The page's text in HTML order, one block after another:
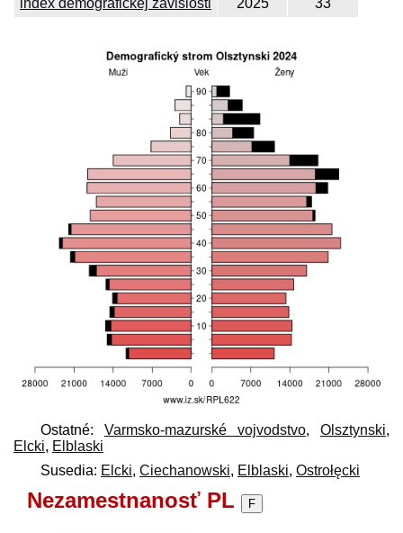
index demografickej závislosti
2025 33
Ostatné: Varmsko-mazurské vojvodstvo, Olsztynski,
Elcki, Elblaski
Susedia: Elcki, Ciechanowski, Elblaski, Ostrołęcki
Nezamestnanosť PL F